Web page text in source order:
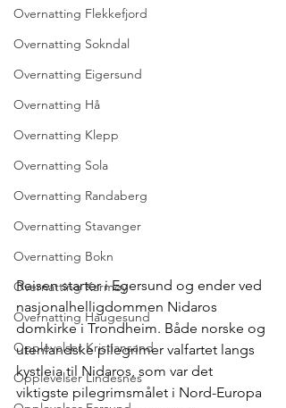
Overnatting Flekkefjord
Overnatting Sokndal
Overnatting Eigersund
Overnatting Hå
Overnatting Klepp
Overnatting Sola
Overnatting Randaberg
Overnatting Stavanger
Overnatting Bokn
Overnatting Karmøy
Overnatting Haugesund
Opplevelser Kristiansand
Opplevelser Lindesnes
Reisen starter i Egersund og ender ved
nasjonalhelligdommen Nidaros
domkirke i Trondheim. Både norske og
utenlandske pilegrimer valfartet langs
kystleia til Nidaros, som var det
viktigste pilegrimsmålet i Nord-Europa